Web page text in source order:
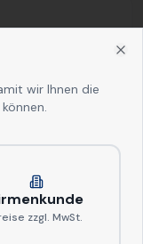
wir Ihnen die
zzgl. MwSt.